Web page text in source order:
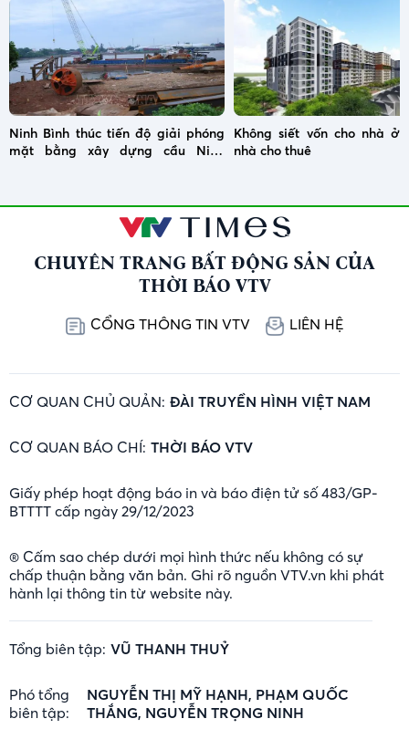
Ninh Bình thúc tiến độ giải phóng
mặt bằng xây dựng cầu Ninh
Không siết vốn cho nhà ở
nhà cho thuê
CHUYÊN TRANG BẤT ĐỘNG SẢN CỦA
THỜI BÁO VTV
CỔNG THÔNG TIN VTV LIÊN HỆ
CƠ QUAN CHỦ QUẢN: ĐÀI TRUYỀN HÌNH VIỆT NAM
CƠ QUAN BÁO CHÍ: THỜI BÁO VTV
Giấy phép hoạt động báo in và báo điện tử số 483/GP-
BTTTT cấp ngày 29/12/2023
® Cấm sao chép dưới mọi hình thức nếu không có sự
chấp thuận bằng văn bản. Ghi rõ nguồn VTV.vn khi phát
hành lại thông tin từ website này.
Tổng biên tập: VŨ THANH THUỶ
Phó tổng
biên tập:
NGUYỄN THỊ MỸ HẠNH, PHẠM QUỐC
THẮNG, NGUYỄN TRỌNG NINH